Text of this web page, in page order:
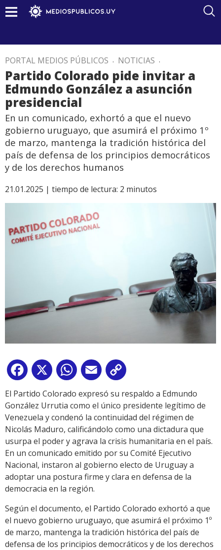
PORTAL MEDIOS PÚBLICOS . NOTICIAS .
Partido Colorado pide invitar a
Edmundo González a asunción
presidencial
En un comunicado, exhortó a que el nuevo
gobierno uruguayo, que asumirá el próximo 1º
de marzo, mantenga la tradición histórica del
país de defensa de los principios democráticos
y de los derechos humanos
21.01.2025 | tiempo de lectura: 2 minutos
Facebook
X WhatsApp
Email
Link
El Partido Colorado expresó su respaldo a Edmundo
González Urrutia como el único presidente legítimo de
Venezuela y condenó la continuidad del régimen de
Nicolás Maduro, calificándolo como una dictadura que
usurpa el poder y agrava la crisis humanitaria en el país.
En un comunicado emitido por su Comité Ejecutivo
Nacional, instaron al gobierno electo de Uruguay a
adoptar una postura firme y clara en defensa de la
democracia en la región.
Según el documento, el Partido Colorado exhortó a que
el nuevo gobierno uruguayo, que asumirá el próximo 1º
de marzo, mantenga la tradición histórica del país de
defensa de los principios democráticos y de los derechos